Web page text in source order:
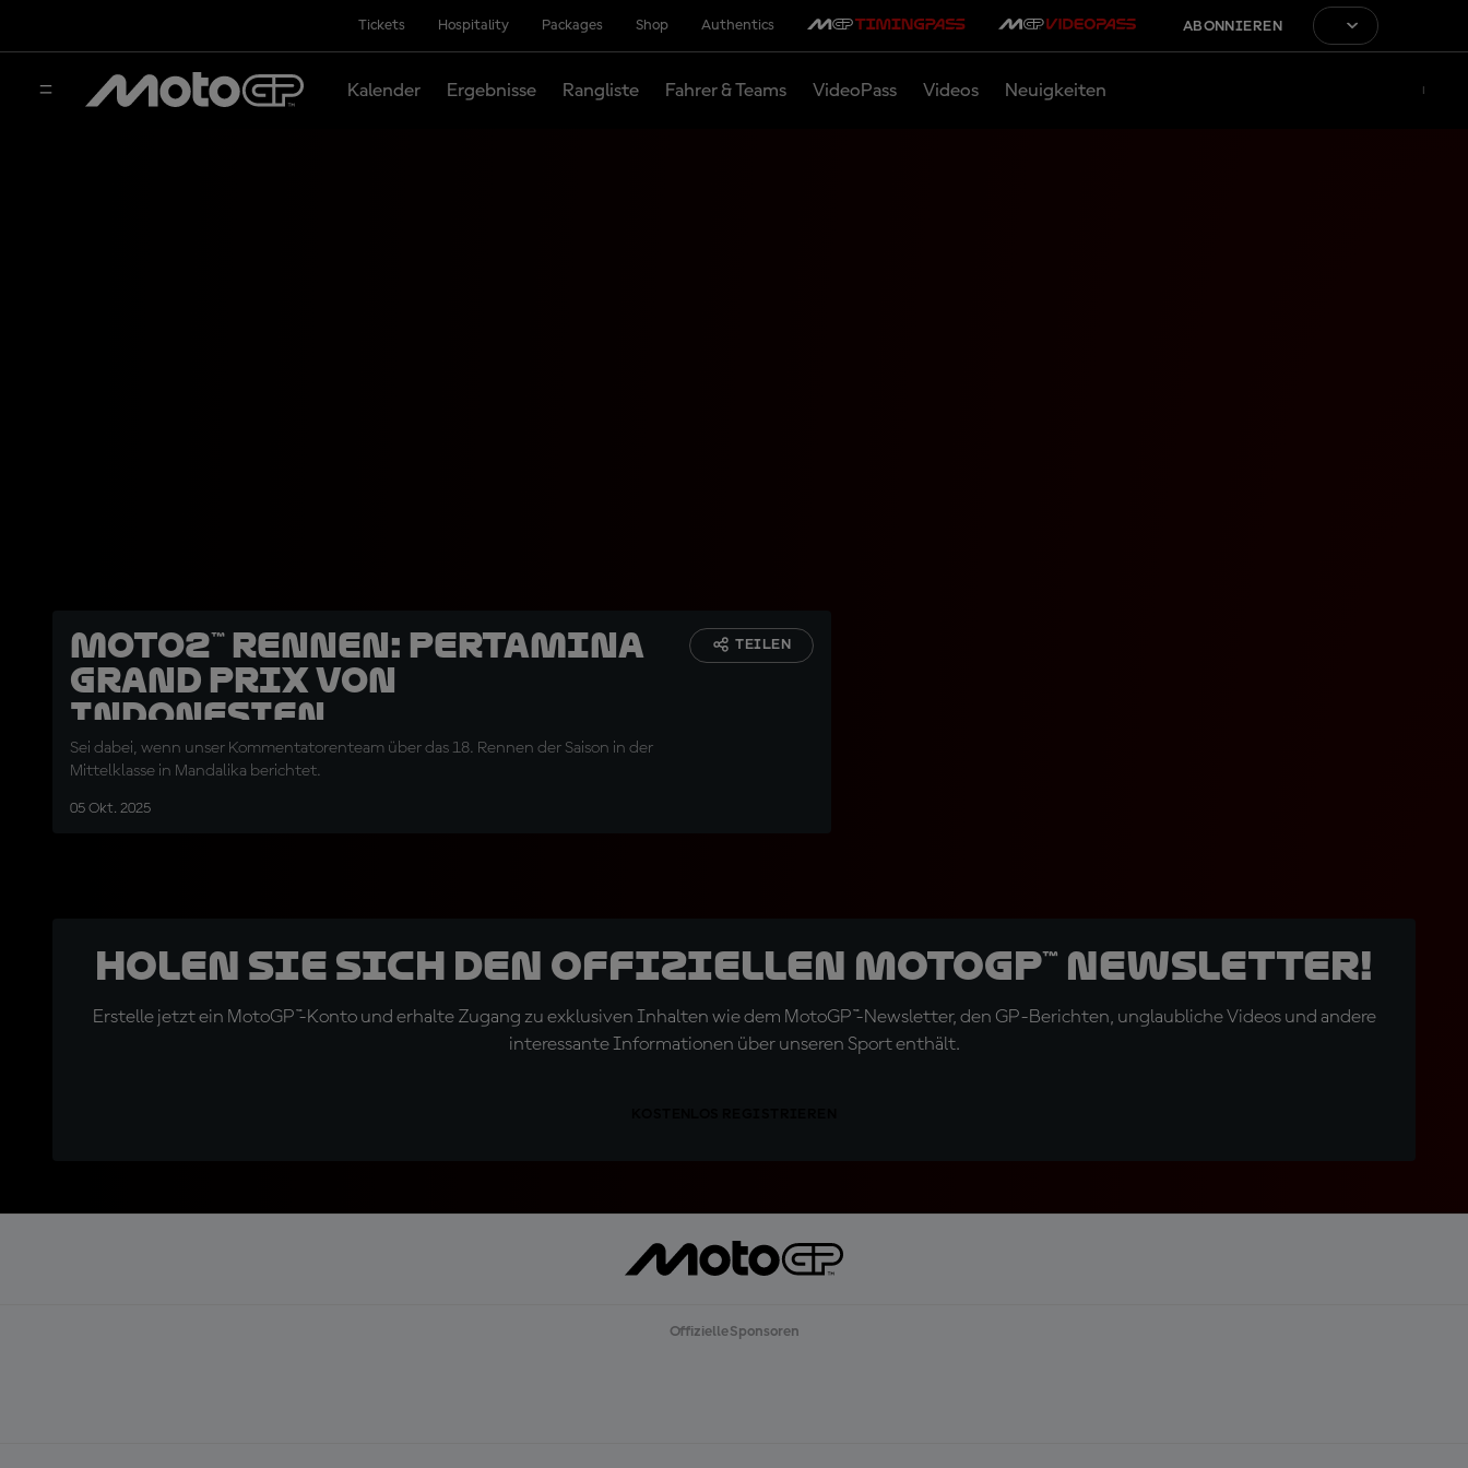
Tickets Hospitality Packages Shop Authentics ABONNIEREN
Kalender Ergebnisse Rangliste Fahrer & Teams VideoPass Videos Neuigkeiten
Moto2™ Rennen: Pertamina
Grand Prix von
Indonesien
Sei dabei, wenn unser Kommentatorenteam über das 18. Rennen der Saison in der
Mittelklasse in Mandalika berichtet.
05 Okt. 2025
TEILEN
Holen Sie sich den offiziellen MotoGP™ Newsletter!
Erstelle jetzt ein MotoGP™-Konto und erhalte Zugang zu exklusiven Inhalten wie dem MotoGP™-Newsletter, den GP-Berichten, unglaubliche Videos und andere
interessante Informationen über unseren Sport enthält.
Offizielle Sponsoren